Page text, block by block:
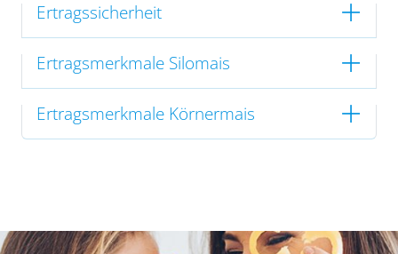
Ertragssicherheit
Ertragsmerkmale Silomais
Ertragsmerkmale Körnermais